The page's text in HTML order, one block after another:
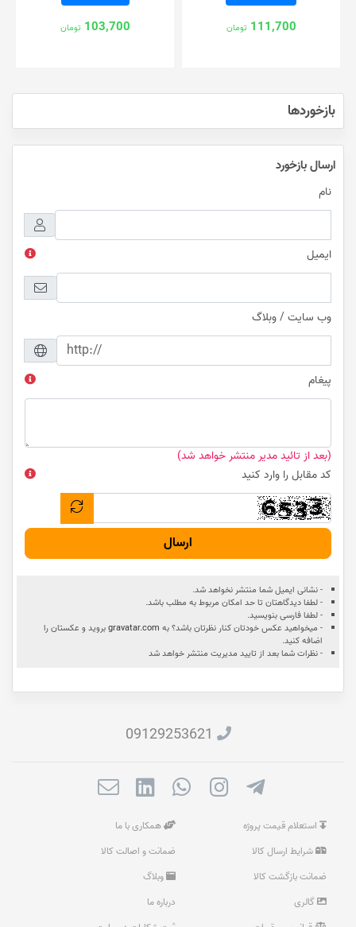
111,700 تومان 103,700 تومان
بازخوردها
ارسال بازخورد
نام
ایمیل
وب سایت / وبلاگ
پیغام
(بعد از تائید مدیر منتشر خواهد شد)
کد مقابل را وارد کنید
ارسال
- نشانی ایمیل شما منتشر نخواهد شد.
- لطفا دیدگاهتان تا حد امکان مربوط به مطلب باشد.
- لطفا فارسی بنویسید.
- میخواهید عکس خودتان کنار نظرتان باشد؟ به gravatar.comبروید و عکستان را
اضافه کنید.
- نظرات شما بعد از تایید مدیریت منتشر خواهد شد
09129253621
استعلام قیمت پروژه
همکاری با ما
شرایط ارسال کالا
ضمانت و اصالت کالا
ضمانت بازگشت کالا
وبلاگ
گالری
درباره ما